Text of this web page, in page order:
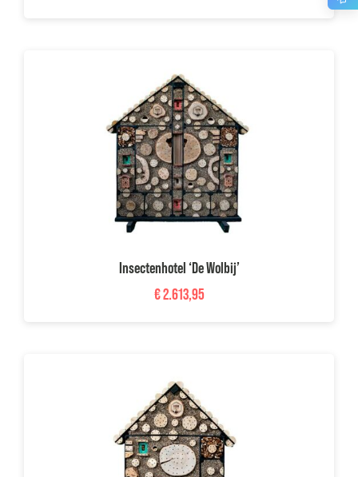
Insectenhotel ‘De Wolbij’
€2.613,95